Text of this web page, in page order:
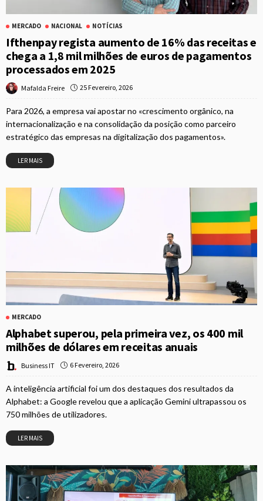
MERCADO NACIONAL NOTÍCIAS
Ifthenpay regista aumento de 16% das receitas e
chega a 1,8 mil milhões de euros de pagamentos
processados em 2025
Mafalda Freire 25 Fevereiro, 2026
Para 2026, a empresa vai apostar no «crescimento orgânico, na
internacionalização e na consolidação da posição como parceiro
estratégico das empresas na digitalização dos pagamentos».
LER MAIS
MERCADO
Alphabet superou, pela primeira vez, os 400 mil
milhões de dólares em receitas anuais
Business IT 6 Fevereiro, 2026
A inteligência artificial foi um dos destaques dos resultados da
Alphabet: a Google revelou que a aplicação Gemini ultrapassou os
750 milhões de utilizadores.
LER MAIS